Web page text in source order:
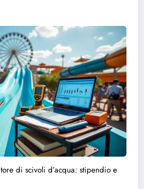
di scivoli d’acqua: stipendio e